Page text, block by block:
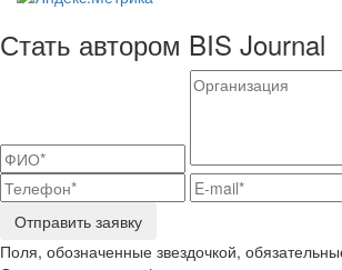
Стать автором BIS Journal
Отправить заявку
Поля, обозначенные звездочкой,